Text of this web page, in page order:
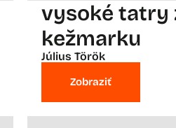
vysoké tatry
kežmarku
Július Török
Zobraziť